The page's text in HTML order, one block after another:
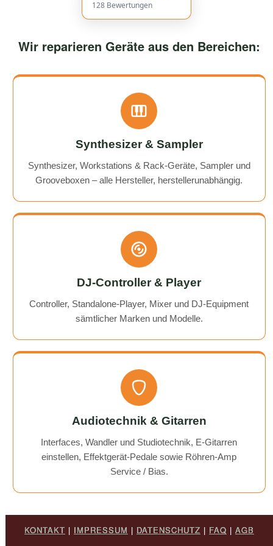
128 Bewertungen
Wir reparieren Geräte aus den Bereichen:
Synthesizer & Sampler
Synthesizer, Workstations & Rack-Geräte, Sampler und
Grooveboxen – alle Hersteller, herstellerunabhängig.
DJ-Controller & Player
Controller, Standalone-Player, Mixer und DJ-Equipment
sämtlicher Marken und Modelle.
Audiotechnik & Gitarren
Interfaces, Wandler und Studiotechnik, E-Gitarren
einstellen, Effektgerät-Pedale sowie Röhren-Amp
Service / Bias.
KONTAKT | IMPRESSUM | DATENSCHUTZ | FAQ | AGB